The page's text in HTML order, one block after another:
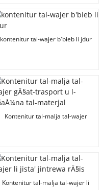
jduru miksija biÅ¼-Å¼ingu
kontenitur tal-wajer b'bieb li jdur
Kontenitur tal-malja tal-wajer
Kontenitur tal-malja tal-wajer li